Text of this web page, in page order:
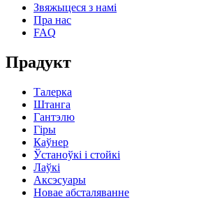
Звяжыцеся з намі
Пра нас
FAQ
Прадукт
Талерка
Штанга
Гантэлю
Гіры
Каўнер
Ўстаноўкі і стойкі
Лаўкі
Аксэсуары
Новае абсталяванне